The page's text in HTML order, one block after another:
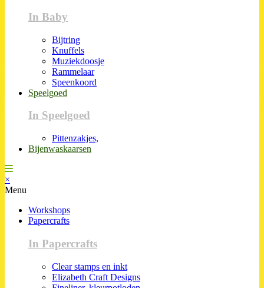
In Baby
Bijtring
Knuffels
Muziekdoosje
Rammelaar
Speenkoord
Speelgoed
In Speelgoed
Pittenzakjes,
Bijenwaskaarsen
×
Menu
Workshops
Papercrafts
In Papercrafts
Clear stamps en inkt
Elizabeth Craft Designs